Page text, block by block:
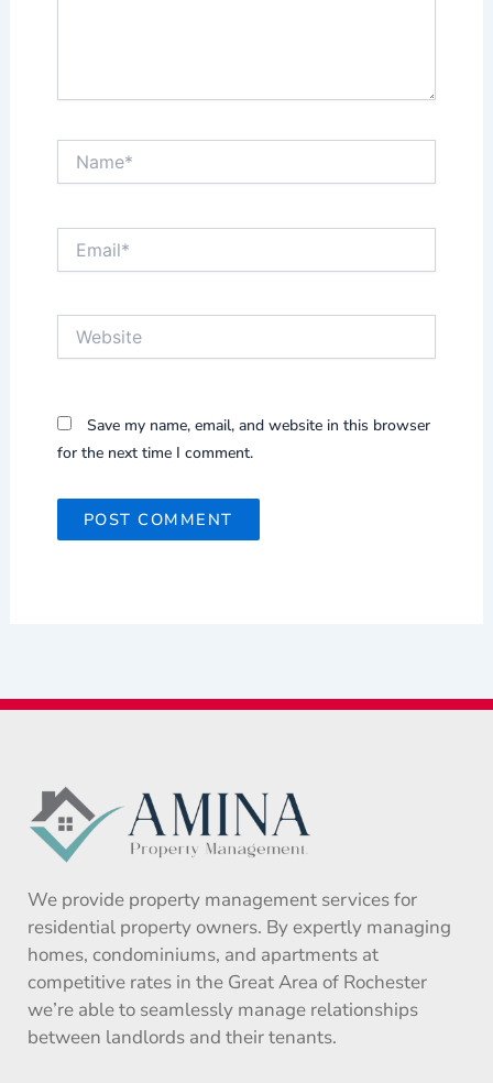
Save my name, email, and website in this browser
for the next time I comment.
We provide property management services for
residential property owners. By expertly managing
homes, condominiums, and apartments at
competitive rates in the Great Area of Rochester
we’re able to seamlessly manage relationships
between landlords and their tenants.